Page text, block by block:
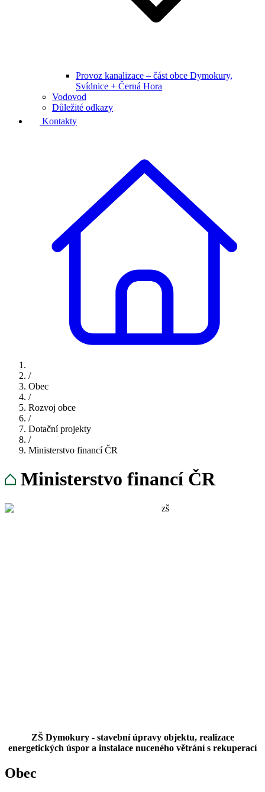
Provoz kanalizace – část obce Dymokury,
Svídnice + Černá Hora
Vodovod
Důležité odkazy
Kontakty
/
Obec
/
Rozvoj obce
/
Dotační projekty
/
Ministerstvo financí ČR
Ministerstvo financí ČR
ZŠ Dymokury - stavební úpravy objektu, realizace
energetických úspor a instalace nuceného větrání s rekuperací
Obec